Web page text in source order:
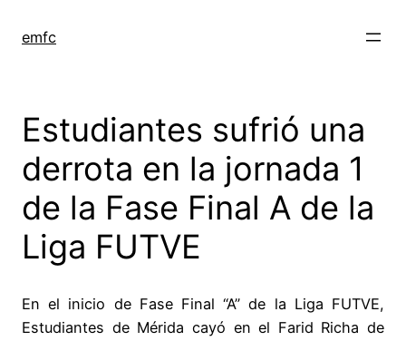
emfc
Estudiantes sufrió una
derrota en la jornada 1
de la Fase Final A de la
Liga FUTVE
En el inicio de Fase Final “A” de la Liga FUTVE,
Estudiantes de Mérida cayó en el Farid Richa de